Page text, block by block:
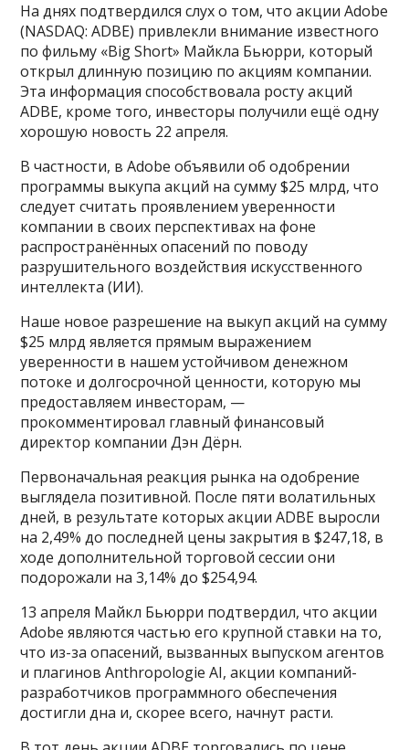
На днях подтвердился слух о том, что акции Adobe
(NASDAQ: ADBE) привлекли внимание известного
по фильму «Big Short» Майкла Бьюрри, который
открыл длинную позицию по акциям компании.
Эта информация способствовала росту акций
ADBE, кроме того, инвесторы получили ещё одну
хорошую новость 22 апреля.
В частности, в Adobe объявили об одобрении
программы выкупа акций на сумму $25 млрд, что
следует считать проявлением уверенности
компании в своих перспективах на фоне
распространённых опасений по поводу
разрушительного воздействия искусственного
интеллекта (ИИ).
Наше новое разрешение на выкуп акций на сумму
$25 млрд является прямым выражением
уверенности в нашем устойчивом денежном
потоке и долгосрочной ценности, которую мы
предоставляем инвесторам, —
прокомментировал главный финансовый
директор компании Дэн Дёрн.
Первоначальная реакция рынка на одобрение
выглядела позитивной. После пяти волатильных
дней, в результате которых акции ADBE выросли
на 2,49% до последней цены закрытия в $247,18, в
ходе дополнительной торговой сессии они
подорожали на 3,14% до $254,94.
13 апреля Майкл Бьюрри подтвердил, что акции
Adobe являются частью его крупной ставки на то,
что из-за опасений, вызванных выпуском агентов
и плагинов Anthropologie AI, акции компаний-
разработчиков программного обеспечения
достигли дна и, скорее всего, начнут расти.